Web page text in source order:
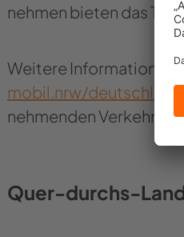
neh­men bie­ten das
Wei­te­re In­for­ma­tio­nen
mobil.nrw/
neh­men­den
Quer-​durchs-